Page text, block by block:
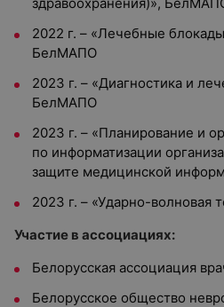
2022 г. – «Лечебные
БелМАПО
2023 г. – «Диагностика и
БелМАПО
2023 г. – «Планирование и
по информатизации
защите медицинской
2023 г. – «Ударно-волновая
Участие в ассоциациях:
Белорусская ассоциация
Белорусское общество